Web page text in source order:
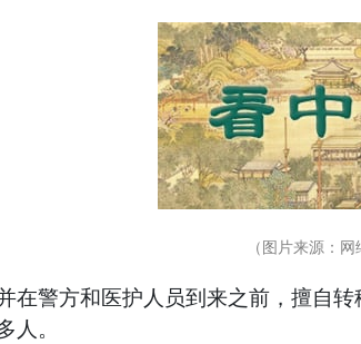
（图片来源：网
方和医护人员到来之前，擅自转
人。